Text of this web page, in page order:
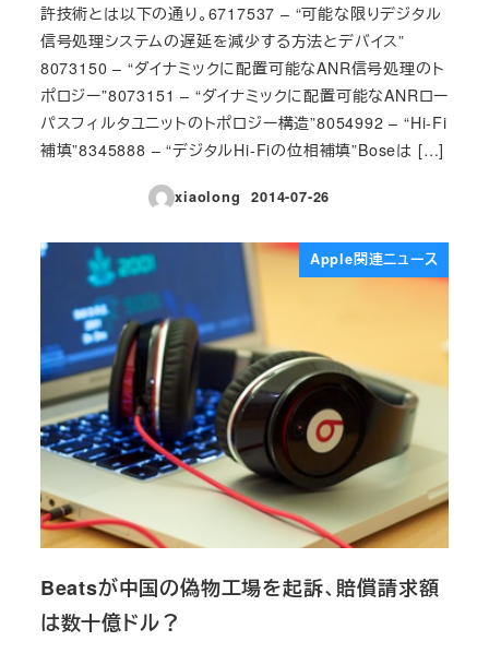
許技術とは以下の通り。6717537 – “可能な限りデジタル
信号処理システムの遅延を減少する方法とデバイス”
8073150 – “ダイナミックに配置可能なANR信号処理のト
ポロジー”8073151 – “ダイナミックに配置可能なANRロー
パスフィルタユニットのトポロジー構造”8054992 – “Hi-Fi
補填”8345888 – “デジタルHi-Fiの位相補填”Boseは […]
xiaolong
投稿日
2014-07-26
Apple関連ニュース
Beatsが中国の偽物工場を起訴、賠償請求額
は数十億ドル？